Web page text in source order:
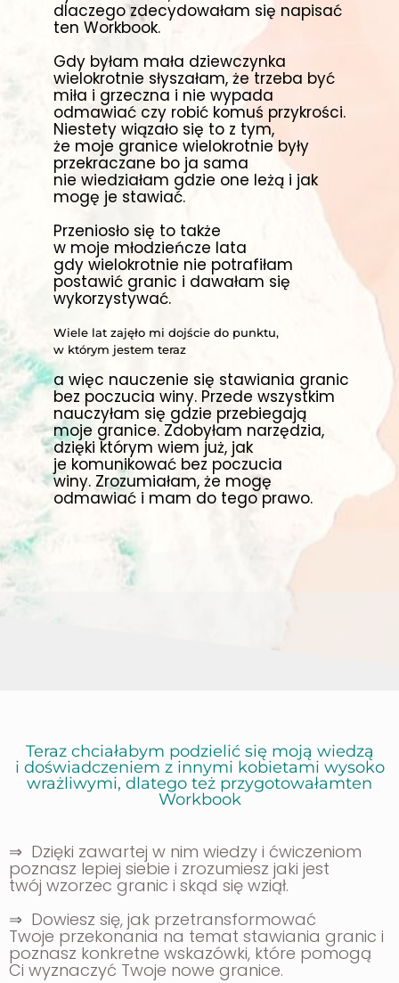
dlaczegozdecydowałam się napisać
ten Workbook.
Gdy byłam mała dziewczynka
wielokrotnie słyszałam, że trzeba być
miła i grzeczna i nie wypada
odmawiać czy robić komuś przykrości.
Niestety wiązało się to z tym,
że moje granice wielokrotnie były
przekraczane bo ja sama
nie wiedziałam gdzie one leżą i jak
mogę je stawiać.
Przeniosło się to także
w moje młodzieńcze lata
gdy wielokrotnie nie potrafiłam
postawić granic i dawałam się
wykorzystywać.
Wiele lat zajęło mi dojście do punktu,
w którym jestem teraz
a więc nauczenie się stawiania granic
bez poczucia winy. Przede wszystkim
nauczyłam się gdzie przebiegają
moje granice. Zdobyłam narzędzia,
dzięki którym wiem już, jak
je komunikować bez poczucia
winy. Zrozumiałam, że mogę
odmawiać i mam do tego prawo.
Teraz chciałabym podzielić się moją wiedzą
i doświadczeniem z innymi kobietami wysoko
wrażliwymi, dlatego też przygotowałamten
Workbook
⇒ Dzięki zawartej w nim wiedzy i ćwiczeniom
poznasz lepiej siebie i zrozumiesz jaki jest
twój wzorzec granic i skąd się wziął.
⇒ Dowiesz się, jak przetransformować
Twoje przekonania na temat stawiania granic i
poznasz konkretne wskazówki, które pomogą
Ci wyznaczyć Twoje nowe granice.